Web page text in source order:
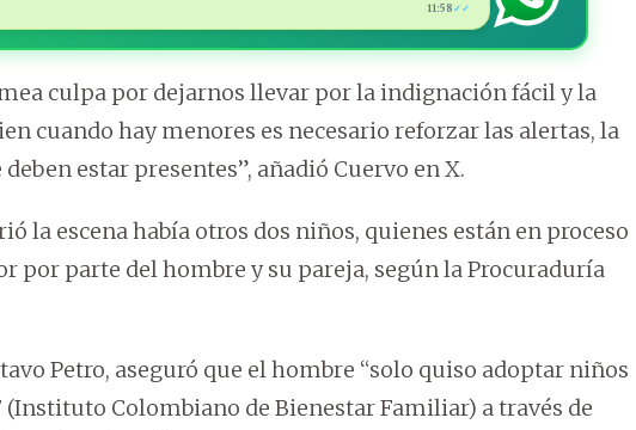
11:58 ✓✓
culpa por dejarnos llevar por la indignación fácil y la
cuando hay menores es necesario reforzar las alertas, la
estar presentes”, añadió Cuervo en X.
la escena había otros dos niños, quienes están en proceso
por parte del hombre y su pareja, según la Procuraduría
Petro, aseguró que el hombre “solo quiso adoptar niños
(Instituto Colombiano de Bienestar Familiar) a través de